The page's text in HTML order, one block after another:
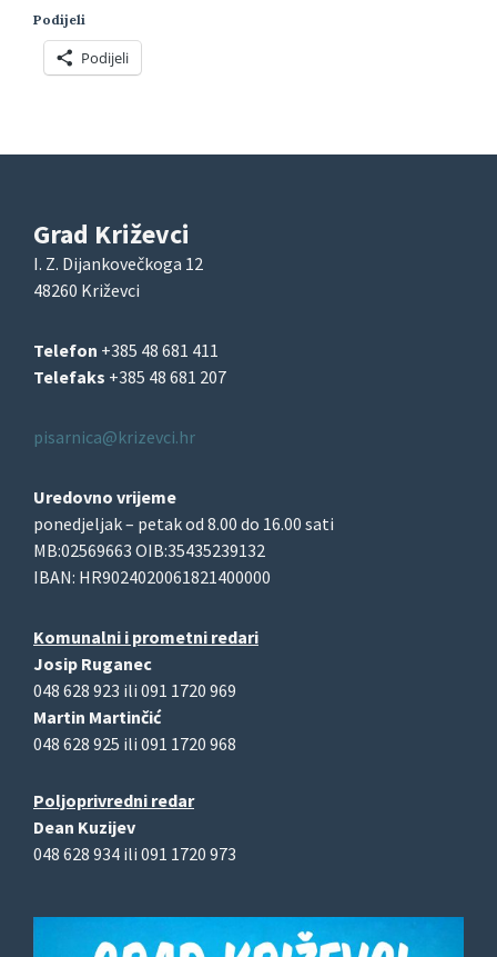
Podijeli
Podijeli
Grad Križevci
I. Z. Dijankovečkoga 12
48260 Križevci
Telefon +385 48 681 411
Telefaks +385 48 681 207
pisarnica@krizevci.hr
Uredovno vrijeme
ponedjeljak – petak od 8.00 do 16.00 sati
MB:02569663 OIB:35435239132
IBAN: HR9024020061821400000
Komunalni i prometni redari
Josip Ruganec
048 628 923 ili 091 1720 969
Martin Martinčić
048 628 925 ili 091 1720 968
Poljoprivredni redar
Dean Kuzijev
048 628 934 ili 091 1720 973